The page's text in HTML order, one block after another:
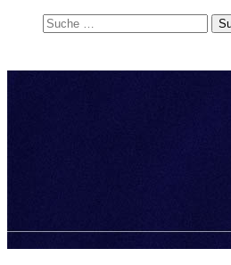
Suchen